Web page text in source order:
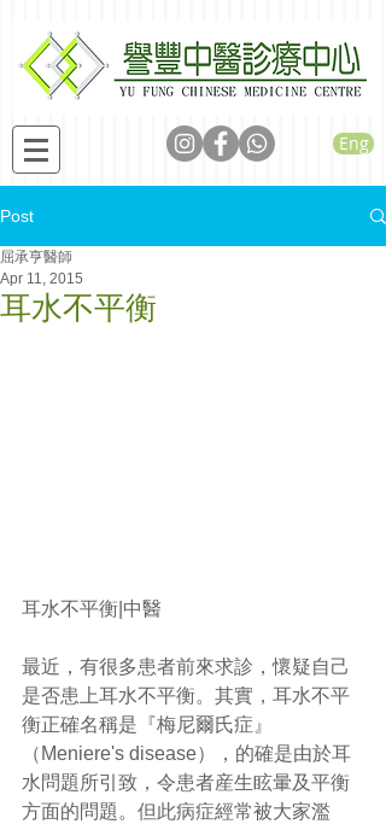
Eng
Post
耳水不平衡
屈承亨醫師
Apr 11, 2015
耳水不平衡|中醫
最近，有很多患者前來求診，懷疑自己
是否患上耳水不平衡。其實，耳水不平
衡正確名稱是『梅尼爾氏症』
（Meniere's disease），的確是由於耳
水問題所引致，令患者産生眩暈及平衡
方面的問題。但此病症經常被大家濫